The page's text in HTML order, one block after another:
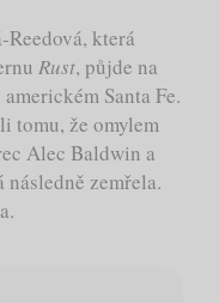
která
Rust, půjde na
Santa Fe.
tomu, že omylem
Alec Baldwin a
zemřela.